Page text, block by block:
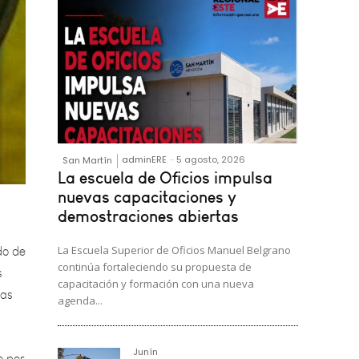
San Martín adminERE - 5 agosto, 2026
La escuela de Oficios impulsa
nuevas capacitaciones y
demostraciones abiertas
La Escuela Superior de Oficios Manuel Belgrano
continúa fortaleciendo su propuesta de
capacitación y formación con una nueva
agenda...
Junín